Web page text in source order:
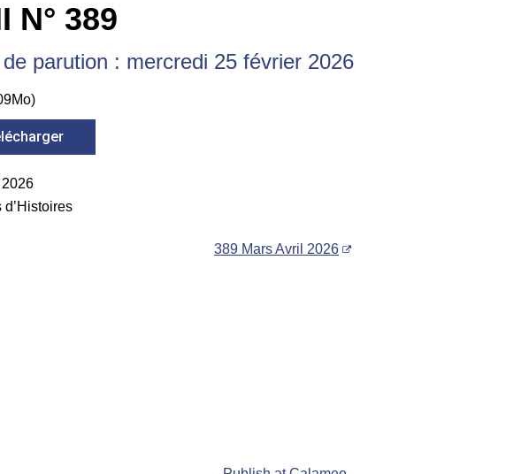
N° 389
parution : mercredi 25 février 2026
Mo)
d’Histoires
389 Mars Avril 2026